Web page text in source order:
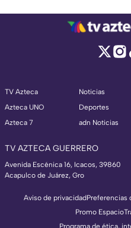
TV Azteca
Azteca UNO
Azteca 7
Noticias
Deportes
adn Noticias
TV AZTECA GUERRERO
Avenida Escénica 16, Icacos, 39860
Acapulco de Juárez, Gro
Aviso de privacidadPreferencias
Promo Espacio